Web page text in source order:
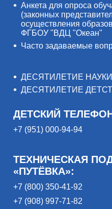
Анкета для опроса
(законных
осуществления
ФГБОУ "ВДЦ "Океан"
Часто задаваемые
ДЕСЯТИЛЕТИЕ
ДЕСЯТИЛЕТИЕ
ДЕТСКИЙ
+7 (951) 000-94-94
ТЕХНИЧЕСКАЯ
«ПУТЁВКА»:
+7 (800) 350-41-92
+7 (908) 997-71-82